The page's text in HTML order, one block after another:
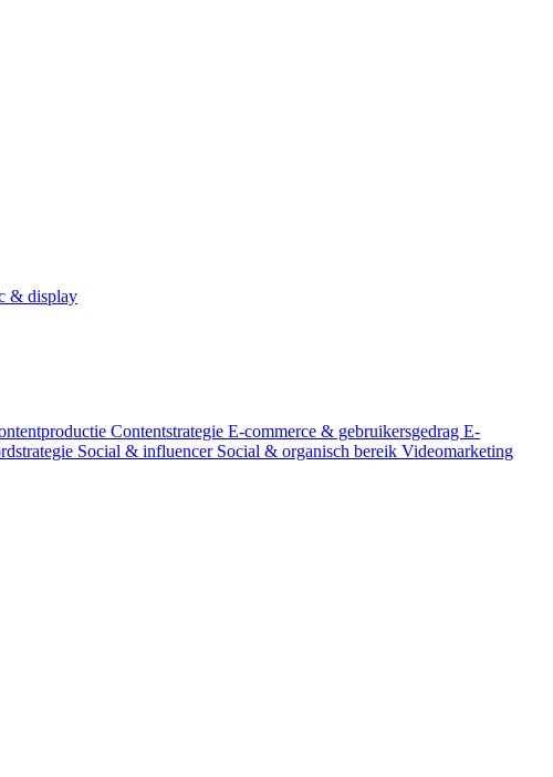
& display
Contentstrategie E-commerce & gebruikersgedrag E-
Social & influencer Social & organisch bereik Videomarketing